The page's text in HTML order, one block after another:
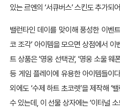
있는 르엔의 ‘서큐버스’ 스킨도 추가되
밸런타인 데이를 맞이해 풍성한 이벤
코 조각’ 아이템을 모으면 상점에서
트 상품은 ‘영웅 선택권’, ‘영웅 소울 웨
등 게임 플레이에 유용한 아이템들이
외에도 ‘수제 하트 초코렛’을 제작해 ‘
수 있는데, 이 선물 상자에는 ‘이터널 소